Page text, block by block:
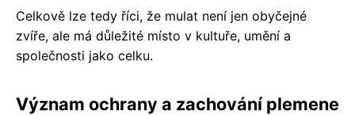
Celkově lze tedy říci, že mulat není jen obyčejné
zvíře, ale má důležité místo v kultuře, umění a
společnosti jako celku.
Význam ochrany a zachování plemene